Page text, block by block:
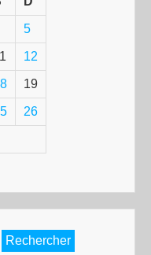
5
12
19
26